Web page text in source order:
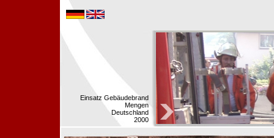
Einsatz Gebäudebrand
Mengen
Deutschland
2000